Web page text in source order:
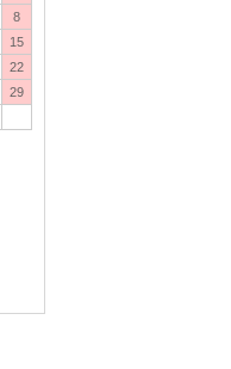
8
15
22
29